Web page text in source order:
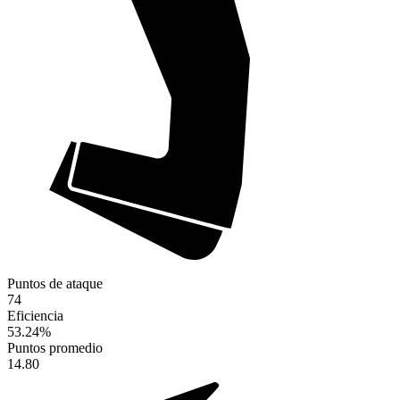
Puntos de ataque
74
Eficiencia
53.24%
Puntos promedio
14.80